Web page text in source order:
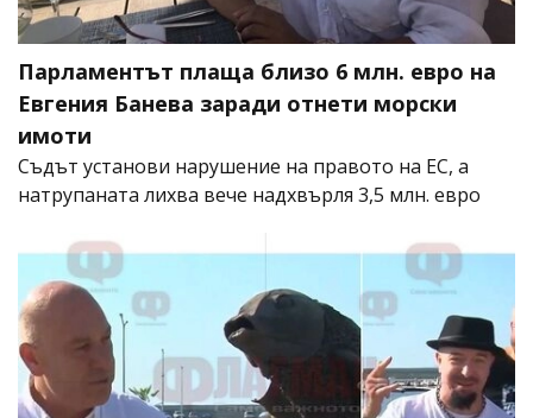
Парламентът плаща близо 6 млн. евро на
Евгения Банева заради отнети морски
имоти
Съдът установи нарушение на правото на ЕС, а
натрупаната лихва вече надхвърля 3,5 млн. евро